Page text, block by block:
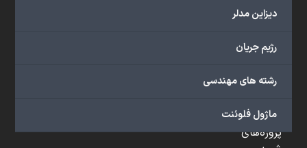
دیزاین مدلر
رژیم جریان
رشته های مهندسی
ماژول فلوئنت
شامل
آموزشی،
آموزشی،
تخصصی،
پروژه‌های